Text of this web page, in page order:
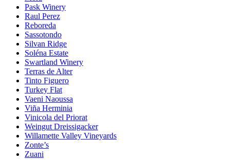
Pask Winery
Raul Perez
Reboreda
Sassotondo
Silvan Ridge
Soléna Estate
Swartland Winery
Terras de Alter
Tinto Figuero
Turkey Flat
Vaeni Naoussa
Viña Herminia
Vinicola del Priorat
Weingut Dreissigacker
Willamette Valley Vineyards
Zonte’s
Zuani